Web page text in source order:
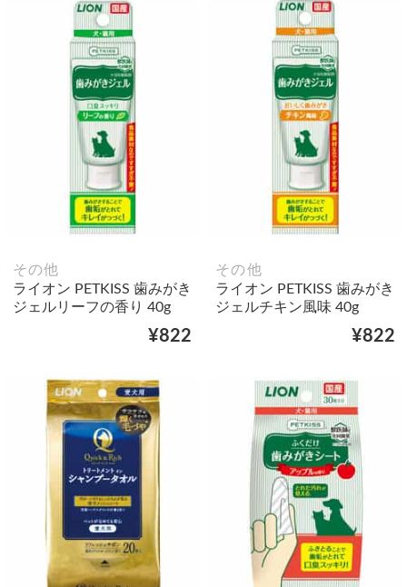
その他
ライオン PETKISS 歯みがき
ジェルリーフの香り 40g
¥822
その他
ライオン PETKISS 歯みがき
ジェルチキン風味 40g
¥822